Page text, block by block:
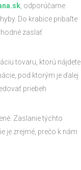
, odporúčame
Do krabice pribaľte
zaslať
tovaru, ktorú nájdete
pod ktorým je ďalej
priebeh
Zaslanie týchto
je zrejmé, prečo k nám